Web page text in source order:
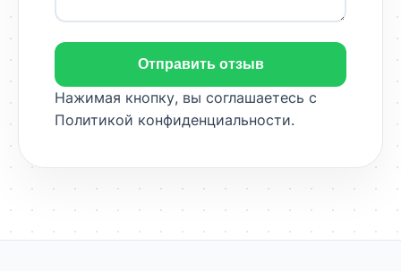
Отправить отзыв
Нажимая кнопку, вы соглашаетесь с
Политикой конфиденциальности.